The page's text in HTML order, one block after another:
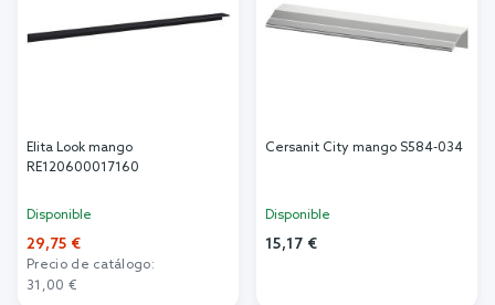
Elita Look mango
RE120600017160
Disponible
29,75 €
Precio de catálogo:
31,00 €
Cersanit City mango S584-034
Disponible
15,17 €